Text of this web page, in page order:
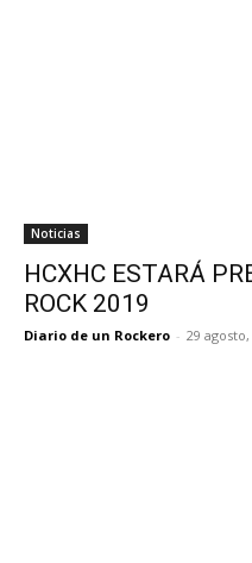
Noticias
HCXHC ESTARÁ
ROCK 2019
Diario de un Rockero - 29 agosto,